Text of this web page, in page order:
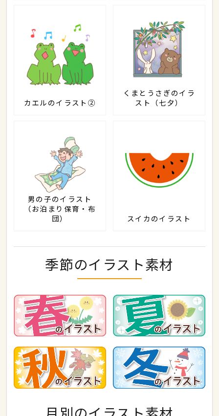
カエルのイラスト②
くまとうさぎのイラ
スト（七夕）
男の子のイラスト
（お泊まり保育・布
団）
スイカのイラスト
季節のイラスト素材